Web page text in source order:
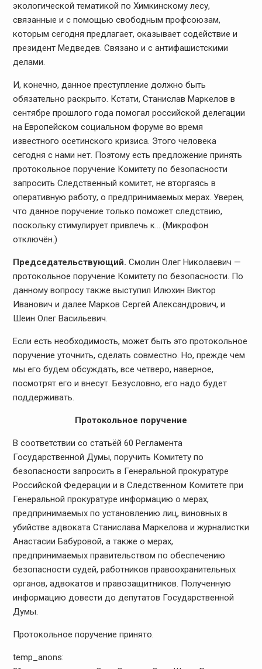
экологической тематикой по Химкинскому лесу,
связанные и с помощью свободным профсоюзам,
которым сегодня предлагает, оказывает содействие и
президент Медведев. Связано и с антифашистскими
делами.
И, конечно, данное преступление должно быть
обязательно раскрыто. Кстати, Станислав Маркелов в
сентябре прошлого года помогал российской делегации
на Европейском социальном форуме во время
известного осетинского кризиса. Этого человека
сегодня с нами нет. Поэтому есть предложение принять
протокольное поручение Комитету по безопасности
запросить Следственный комитет, не вторгаясь в
оперативную работу, о предпринимаемых мерах. Уверен,
что данное поручение только поможет следствию,
поскольку стимулирует привлечь к… (Микрофон
отключён.)
Председательствующий. Смолин Олег Николаевич —
протокольное поручение Комитету по безопасности. По
данному вопросу также выступил Илюхин Виктор
Иванович и далее Марков Сергей Александрович, и
Шеин Олег Васильевич.
Если есть необходимость, может быть это протокольное
поручение уточнить, сделать совместно. Но, прежде чем
мы его будем обсуждать, все четверо, наверное,
посмотрят его и внесут. Безусловно, его надо будет
поддерживать.
Протокольное поручение
В соответствии со статьёй 60 Регламента
Государственной Думы, поручить Комитету по
безопасности запросить в Генеральной прокуратуре
Российской Федерации и в Следственном Комитете при
Генеральной прокуратуре информацию о мерах,
предпринимаемых по установлению лиц, виновных в
убийстве адвоката Станислава Маркелова и журналистки
Анастасии Бабуровой, а также о мерах,
предпринимаемых правительством по обеспечению
безопасности судей, работников правоохранительных
органов, адвокатов и правозащитников. Полученную
информацию довести до депутатов Государственной
Думы.
Протокольное поручение принято.
temp_anons: